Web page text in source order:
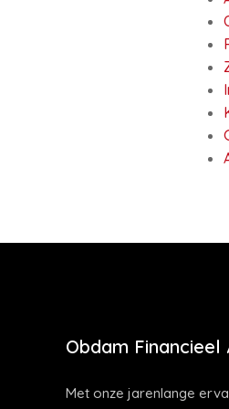
Obdam Financieel
Met onze jarenlange